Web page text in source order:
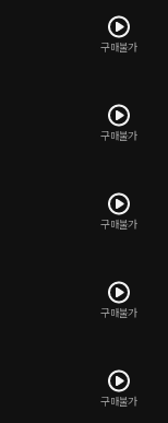
구매불가
구매불가
구매불가
구매불가
구매불가